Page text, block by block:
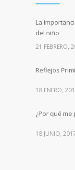
La
del niño
21 FEBRERO,
Reflejos
18 ENERO,
¿Por qué
18 JUNIO,